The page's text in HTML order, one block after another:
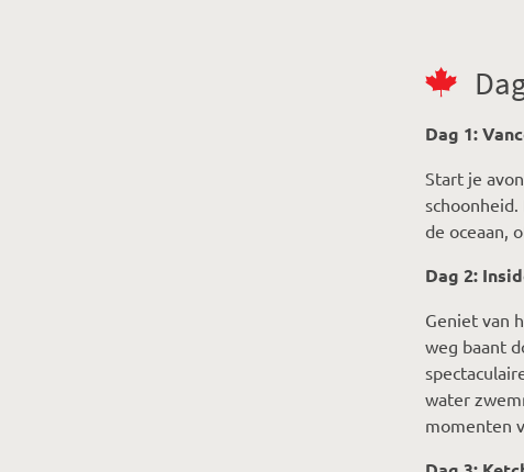
Dag 1:
Start je
de oceaan,
Dag 2:
Geniet van
weg baant
water
momenten